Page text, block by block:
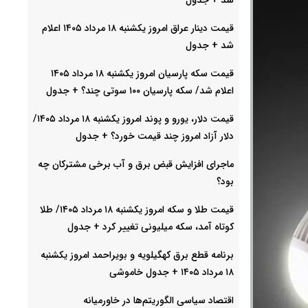
قیمت دینار عراق امروز یکشنبه ۱۸ مرداد ۱۴۰۵ اعلام
شد + جدول
قیمت سکه پارسیان امروز یکشنبه ۱۸ مرداد ۱۴۰۵
اعلام شد/ سکه پارسیان ۱۰۰ سوتی چند؟ + جدول
قیمت دلار، یورو و پوند امروز یکشنبه ۱۸ مرداد ۱۴۰۵/
دلار آزاد امروز چند قیمت خورد؟ + جدول
ماجرای افزایش قبض برق و آب برخی مشترکان چه
بود؟
قیمت طلا و سکه امروز یکشنبه ۱۸ مرداد ۱۴۰۵/ طلا
کوتاه آمد، سکه میلیونی تغییر کرد + جدول
برنامه قطع برق کهگیلویه و بویراحمد امروز یکشنبه
۱۸ مرداد ۱۴۰۵ + جدول خاموشی
اقتصاد سیاسی الگوریتم‌ها در خاورمیانه